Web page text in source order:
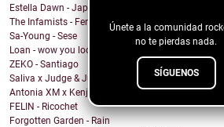
Únete a la comunidad
no te pierdas nada.
SÍGUENOS
Estella Dawn - Japanese Boots
The Infamists - Feral Noises and Amphetamines
Sa-Young - Sese
Loan - wow you look undiagnosed
ZEKO - Santiago
Saliva x Judge & Jury - Sadistic Love
Antonia XM x Kenji Araki - Breakfree
FELIN - Ricochet
Forgotten Garden - Rain